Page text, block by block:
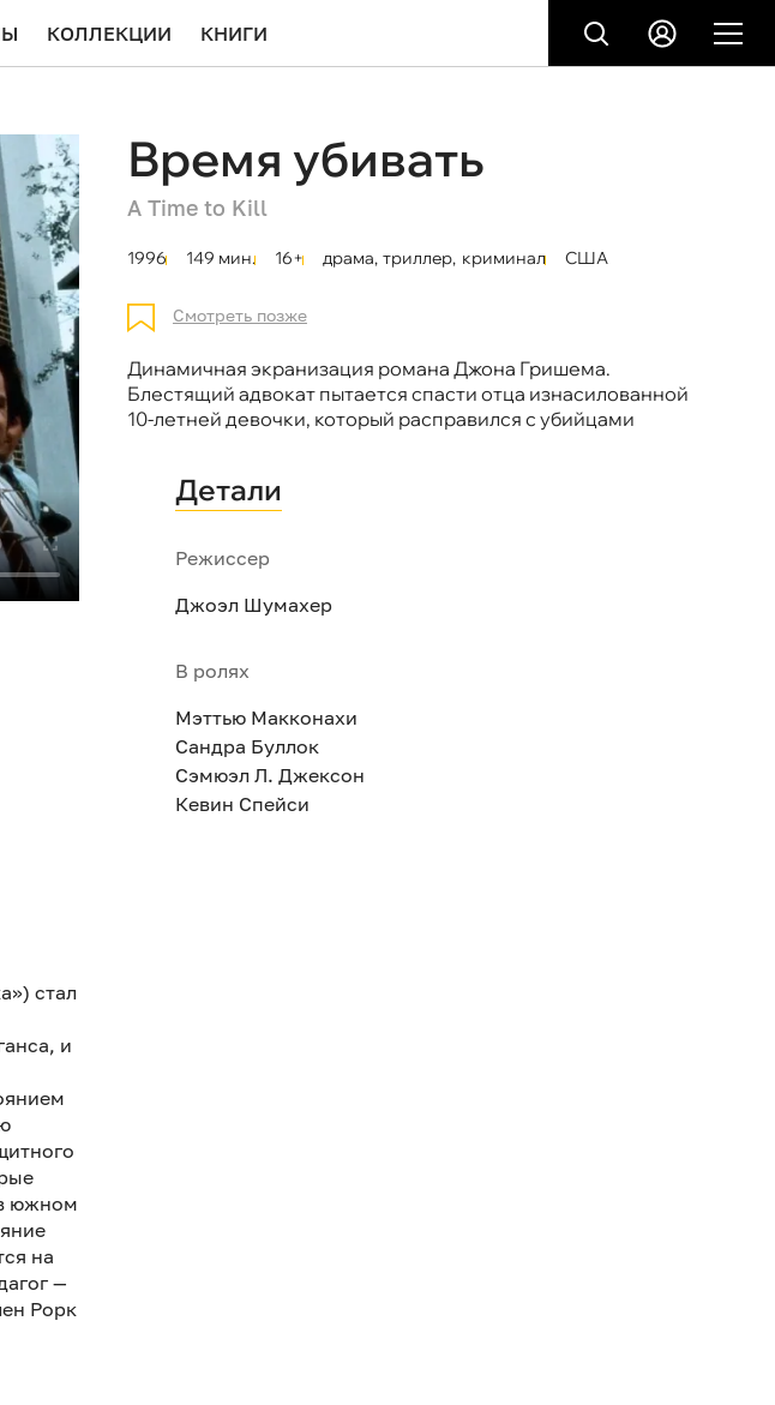
КОЛЛЕКЦИИ КНИГИ
Время убивать
A Time to Kill
1996 149 мин. 16+ драма, триллер, криминал США
Смотреть позже
Динамичная экранизация романа Джона Гришема.
Блестящий адвокат пытается спасти отца изнасилованной
10-летней девочки, который расправился с убийцами
Детали
Режиссер
Джоэл Шумахер
В ролях
Мэттью Макконахи
Сандра Буллок
Сэмюэл Л. Джексон
Кевин Спейси
стал
и
южном
на
—
Рорк